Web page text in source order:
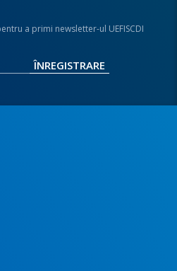
a primi newsletter-ul UEFISCDI